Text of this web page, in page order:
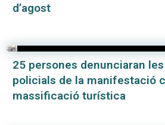
d’agost
25 persones denunciaran
policials de la manifestació
massificació turística